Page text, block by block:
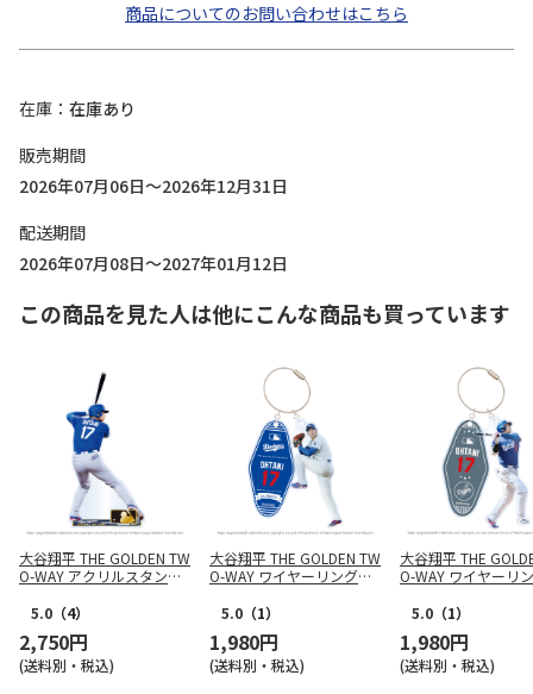
商品についてのお問い合わせはこちら
在庫
在庫あり
販売期間
2026年07月06日～2026年12月31日
配送期間
2026年07月08日～2027年01月12日
この商品を見た人は他にこんな商品も買っています
大谷翔平 THE GOLDEN TW
O-WAY アクリルスタンド
5.0 （4）
2,750円
(送料別・税込)
大谷翔平 THE GOLDEN TW
O-WAY ワイヤーリングチ
5.0 （1）
1,980円
(送料別・税込)
大谷翔平 THE
O-WAY ワイヤーリ
5.0 （1）
1,980円
(送料別・税込)